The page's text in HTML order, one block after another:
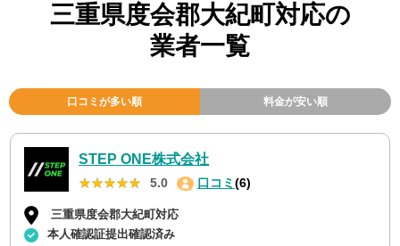
三重県度会郡大紀町対応の
業者一覧
口コミが多い順 料金が安い順
STEP ONE株式会社
★★★★★
★★★★★ 5.0 口コミ (6)
三重県度会郡大紀町対応
本人確認証提出確認済み